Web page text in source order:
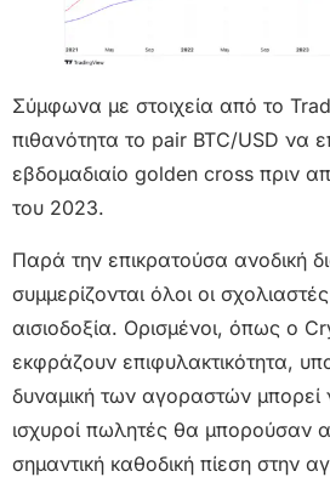
Σύμφωνα με στοιχεία από το
πιθανότητα το pair BTC/USD να
εβδομαδιαίο golden cross πριν
του 2023.
Παρά την επικρατούσα ανοδική
συμμερίζονται όλοι οι
αισιοδοξία. Ορισμένοι, όπως o
εκφράζουν επιφυλακτικότητα,
δυναμική των αγοραστών μπορεί
ισχυροί πωλητές θα μπορούσαν
σημαντική καθοδική πίεση στην